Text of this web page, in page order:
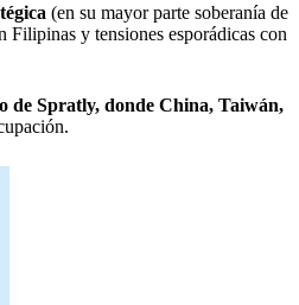
(en su mayor parte soberanía de
Filipinas y tensiones esporádicas con
de Spratly, donde China, Taiwán,